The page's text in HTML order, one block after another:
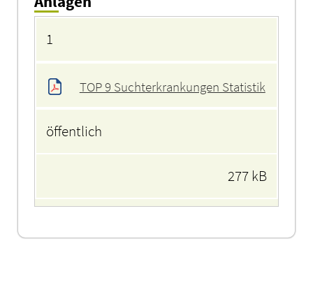
1
TOP 9 Suchterkrankungen Statistik
öffentlich
277 kB